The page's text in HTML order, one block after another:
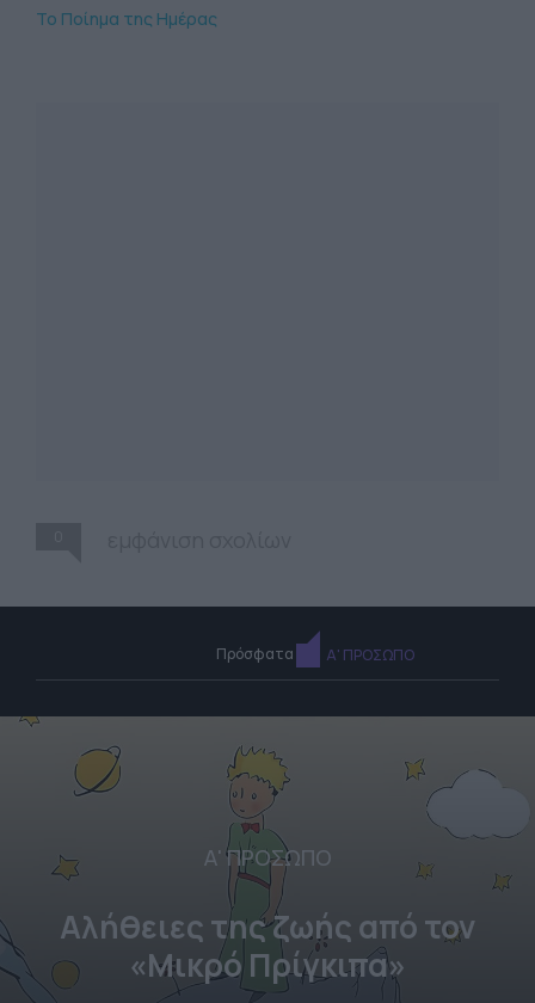
Το Ποίημα της Ημέρας
Πρόσφατα Α' ΠΡΟΣΩΠΟ
Α' ΠΡΟΣΩΠΟ
Αλήθειες της ζωής από τον
«Μικρό Πρίγκιπα»